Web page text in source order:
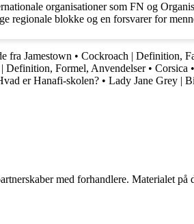
organisationer som FN og
blokke og en forsvarer for
fra Jamestown • Cockroach | Definition,
Definition, Formel, Anvendelser• Corsica •
er Hanafi-skolen? • Lady Jane Grey |
med forhandlere. Materialet på